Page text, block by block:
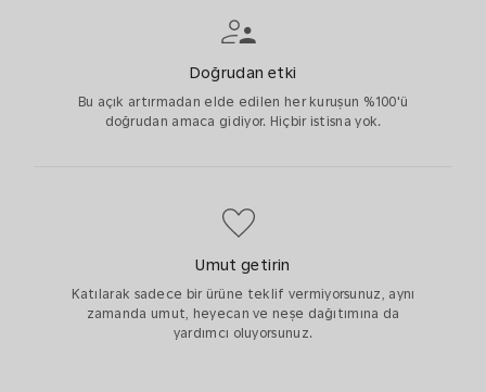
Doğrudan etki
Bu açık artırmadan elde edilen her kuruşun %100'ü
doğrudan amaca gidiyor. Hiçbir istisna yok.
Umut getirin
Katılarak sadece bir ürüne teklif vermiyorsunuz, aynı
zamanda umut, heyecan ve neşe dağıtımına da
yardımcı oluyorsunuz.